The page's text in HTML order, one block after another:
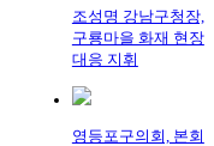
조성명 강남구청장,
구룡마을 화재 현장
대응 지휘
영등포구의회, 본회